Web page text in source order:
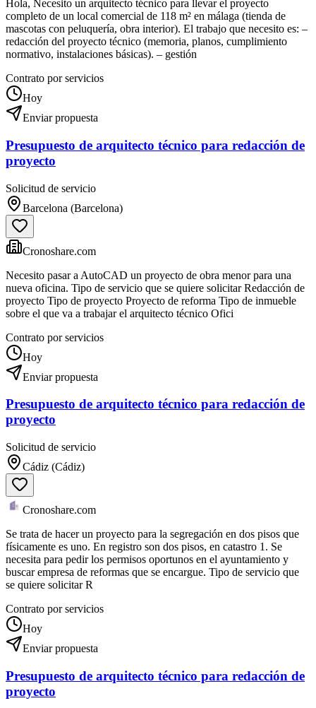
Hola, Necesito un arquitecto técnico para llevar el proyecto
completo de un local comercial de 118 m² en málaga (tienda de
mascotas con peluquería, obra interior). El trabajo que necesito es: –
redacción del proyecto técnico (memoria, planos, cumplimiento
normativo, instalaciones básicas). – gestión
Contrato por servicios
Hoy
Enviar propuesta
Presupuesto de arquitecto técnico para redacción de
proyecto
Solicitud de servicio
Barcelona (Barcelona)
Cronoshare.com
Necesito pasar a AutoCAD un proyecto de obra menor para una
nueva oficina. Tipo de servicio que se quiere solicitar Redacción de
proyecto Tipo de proyecto Proyecto de reforma Tipo de inmueble
sobre el que va a trabajar el arquitecto técnico Ofici
Contrato por servicios
Hoy
Enviar propuesta
Presupuesto de arquitecto técnico para redacción de
proyecto
Solicitud de servicio
Cádiz (Cádiz)
Cronoshare.com
Se trata de hacer un proyecto para la segregación en dos pisos que
físicamente es uno. En registro son dos pisos, en catastro 1. Se
necesita para pedir los permisos oportunos en el ayuntamiento y
buscar empresa de reformas que se encargue. Tipo de servicio que
se quiere solicitar R
Contrato por servicios
Hoy
Enviar propuesta
Presupuesto de arquitecto técnico para redacción de
proyecto